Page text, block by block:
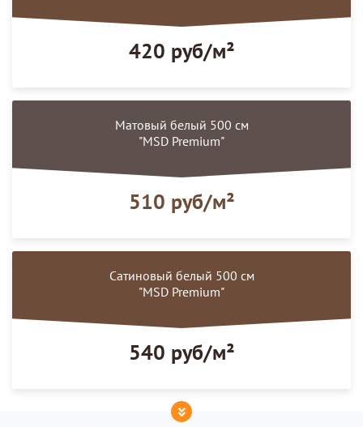
420 руб/м²
Матовый белый 500 см
"MSD Premium"
510 руб/м²
Сатиновый белый 500 см
"MSD Premium"
540 руб/м²